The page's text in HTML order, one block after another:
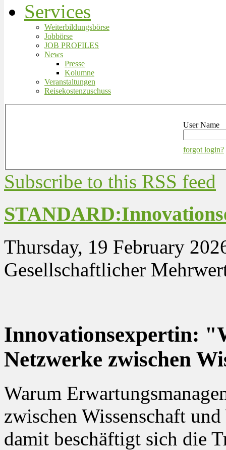
Services
Weiterbildungsbörse
Jobbörse
JOB PROFILES
News
Presse
Kolumne
Veranstaltungen
Reisekostenzuschuss
User Name
forgot login?
Subscribe to this RSS feed
Thursday, 19 February
Gesellschaftlicher
Innovationsexpertin:
Netzwerke zwischen
Warum
zwischen Wissenschaft
damit beschäftigt sich die